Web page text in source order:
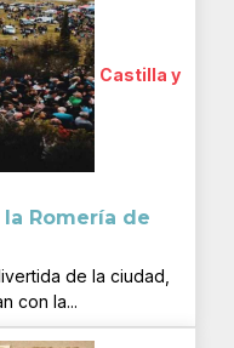
Castilla y
Romería de
de la ciudad,
con la...